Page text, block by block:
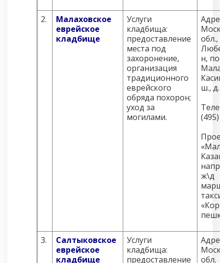
2.
Малаховское
еврейское
кладбище
Услуги
кладбища:
предоставление
места под
захоронение,
организация
традиционного
еврейского
обряда похорон;
уход за
могилами.
обл.,
н,
ш.,
ж\д
3.
Салтыковское
еврейское
кладбище
Услуги
кладбища:
предоставление
обл.